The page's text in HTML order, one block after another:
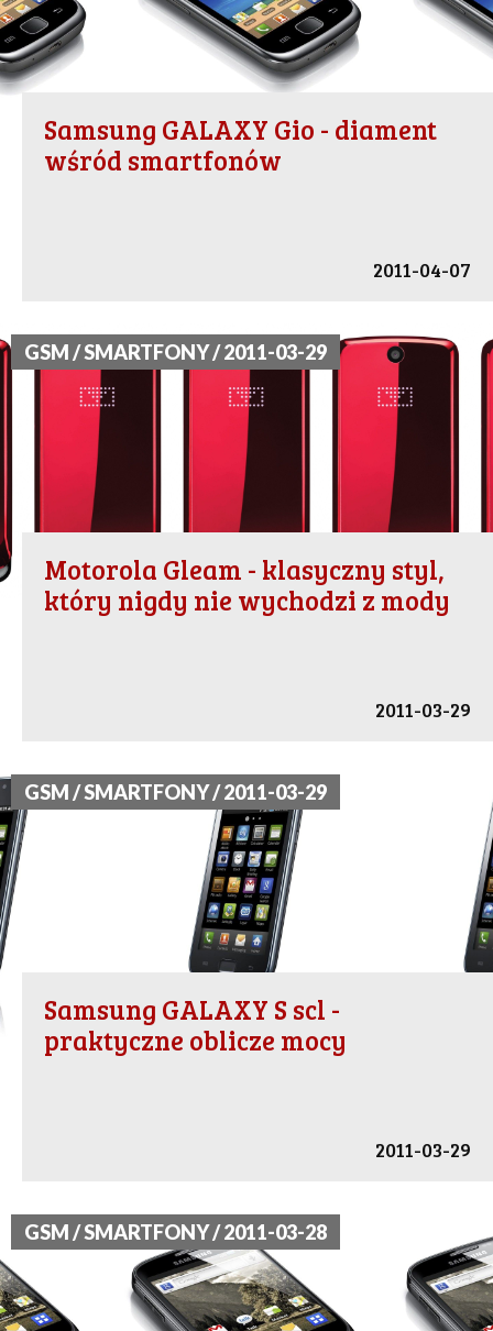
Samsung GALAXY Gio - diament
wśród smartfonów
2011-04-07
GSM / SMARTFONY / 2011-03-29
Motorola Gleam - klasyczny styl,
który nigdy nie wychodzi z mody
2011-03-29
GSM / SMARTFONY / 2011-03-29
Samsung GALAXY S scl -
praktyczne oblicze mocy
2011-03-29
GSM / SMARTFONY / 2011-03-28